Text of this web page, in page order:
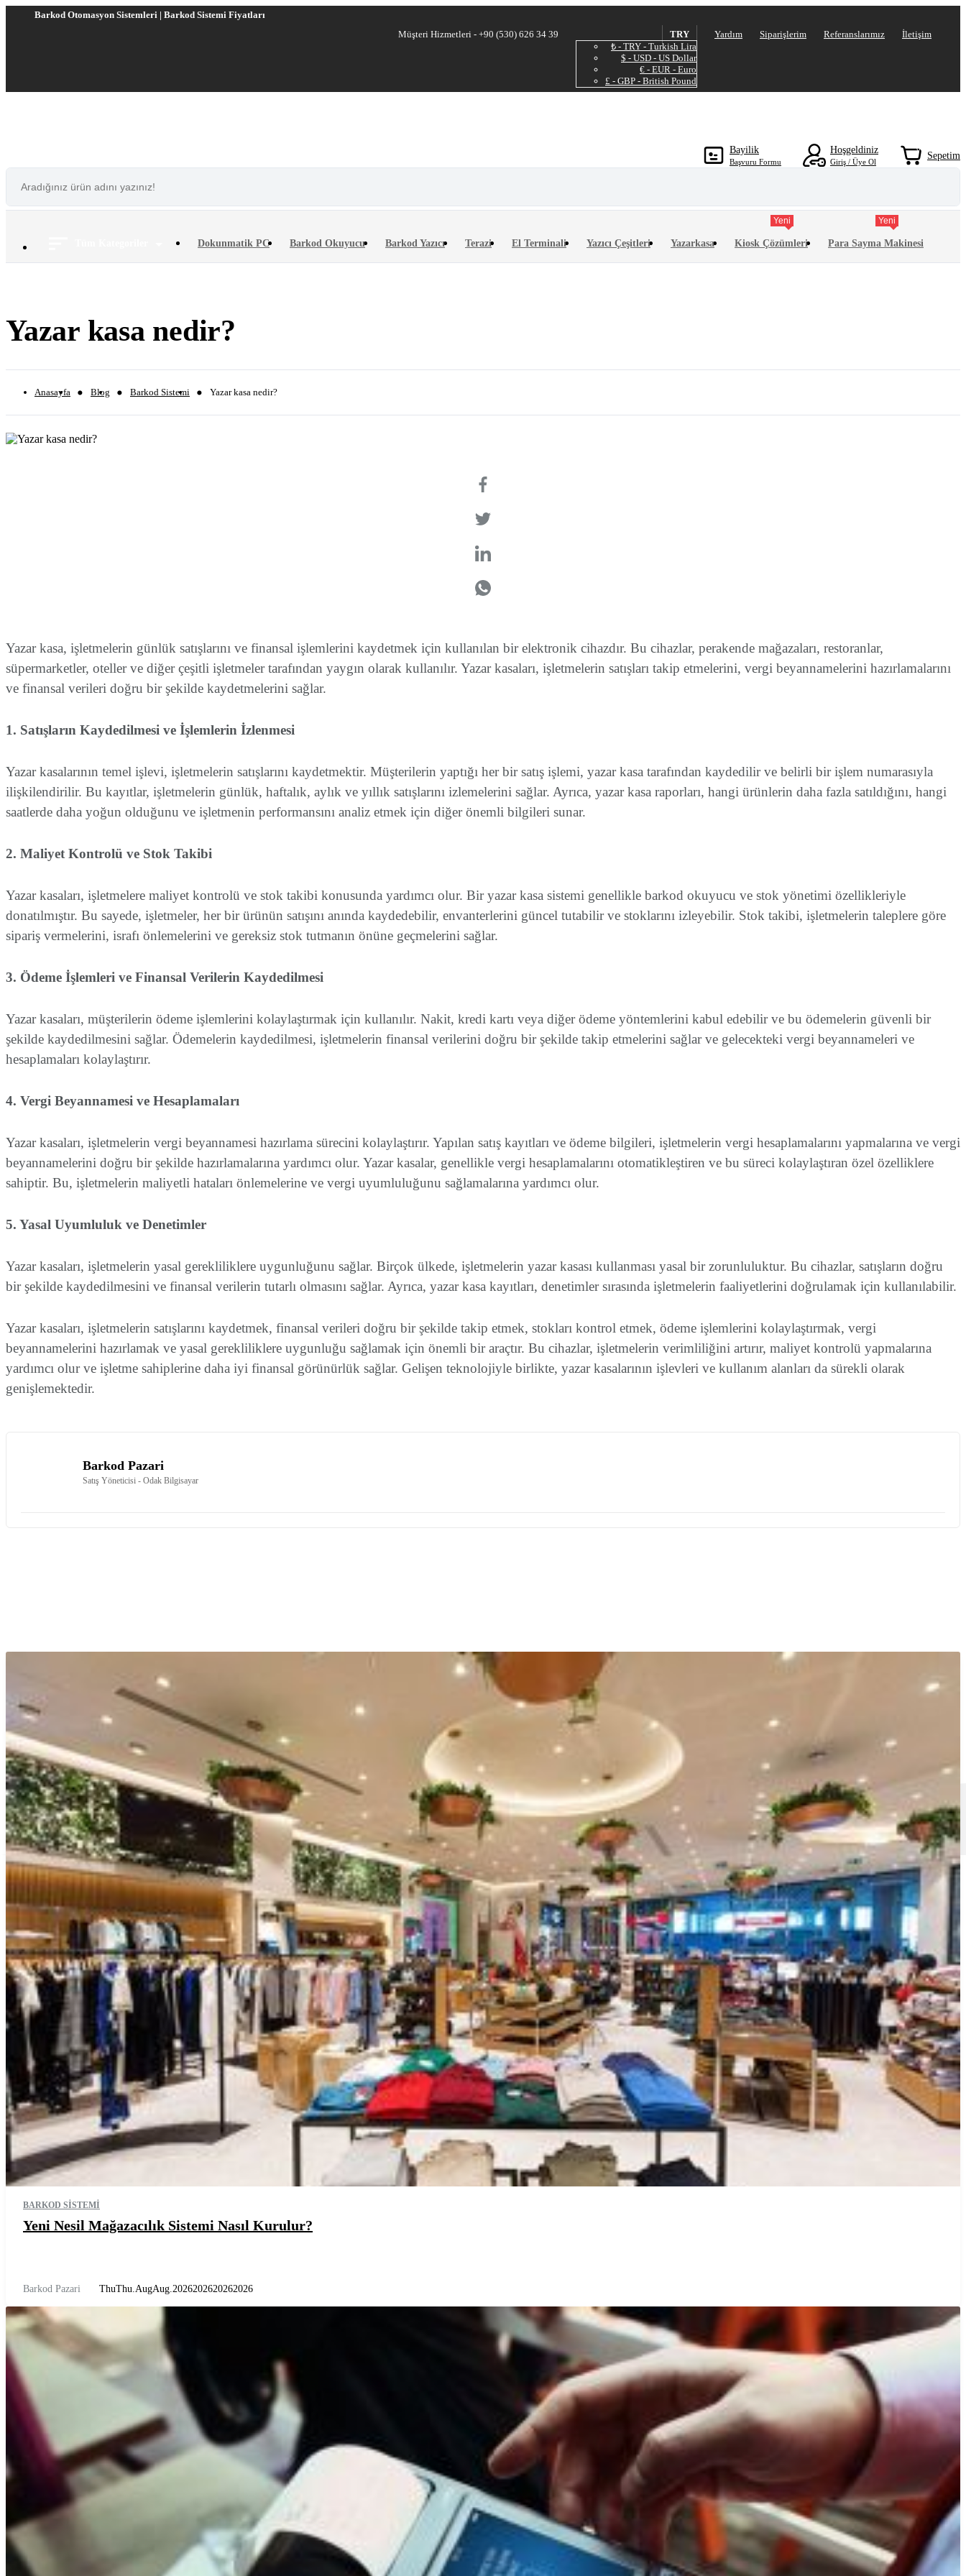
Barkod Otomasyon Sistemleri | Barkod Sistemi Fiyatları
Müşteri Hizmetleri - +90 (530) 626 34 39
TRY
₺ - TRY - Turkish Lira
$ - USD - US Dollar
€ - EUR - Euro
£ - GBP - British Pound
Yardım Siparişlerim Referanslarımız İletişim
Bayilik
Başvuru Formu
Hoşgeldiniz
Giriş / Üye Ol
0
Sepetim
Dokunmatik PC Barkod Okuyucu Barkod Yazıcı Terazi El Terminali Yazıcı Çeşitleri Yazarkasa
Yeni
Kiosk Çözümleri
Yeni
Para Sayma Makinesi
Yazar kasa nedir?
Anasayfa Blog Barkod Sistemi Yazar kasa nedir?
Yazar kasa, işletmelerin günlük satışlarını ve finansal işlemlerini kaydetmek için kullanılan bir elektronik cihazdır. Bu cihazlar, perakende mağazaları, restoranlar,
süpermarketler, oteller ve diğer çeşitli işletmeler tarafından yaygın olarak kullanılır. Yazar kasaları, işletmelerin satışları takip etmelerini, vergi beyannamelerini hazırlamalarını
ve finansal verileri doğru bir şekilde kaydetmelerini sağlar.
1. Satışların Kaydedilmesi ve İşlemlerin İzlenmesi
Yazar kasalarının temel işlevi, işletmelerin satışlarını kaydetmektir. Müşterilerin yaptığı her bir satış işlemi, yazar kasa tarafından kaydedilir ve belirli bir işlem numarasıyla
ilişkilendirilir. Bu kayıtlar, işletmelerin günlük, haftalık, aylık ve yıllık satışlarını izlemelerini sağlar. Ayrıca, yazar kasa raporları, hangi ürünlerin daha fazla satıldığını, hangi
saatlerde daha yoğun olduğunu ve işletmenin performansını analiz etmek için diğer önemli bilgileri sunar.
2. Maliyet Kontrolü ve Stok Takibi
Yazar kasaları, işletmelere maliyet kontrolü ve stok takibi konusunda yardımcı olur. Bir yazar kasa sistemi genellikle barkod okuyucu ve stok yönetimi özellikleriyle
donatılmıştır. Bu sayede, işletmeler, her bir ürünün satışını anında kaydedebilir, envanterlerini güncel tutabilir ve stoklarını izleyebilir. Stok takibi, işletmelerin taleplere göre
sipariş vermelerini, israfı önlemelerini ve gereksiz stok tutmanın önüne geçmelerini sağlar.
3. Ödeme İşlemleri ve Finansal Verilerin Kaydedilmesi
Yazar kasaları, müşterilerin ödeme işlemlerini kolaylaştırmak için kullanılır. Nakit, kredi kartı veya diğer ödeme yöntemlerini kabul edebilir ve bu ödemelerin güvenli bir
şekilde kaydedilmesini sağlar. Ödemelerin kaydedilmesi, işletmelerin finansal verilerini doğru bir şekilde takip etmelerini sağlar ve gelecekteki vergi beyannameleri ve
hesaplamaları kolaylaştırır.
4. Vergi Beyannamesi ve Hesaplamaları
Yazar kasaları, işletmelerin vergi beyannamesi hazırlama sürecini kolaylaştırır. Yapılan satış kayıtları ve ödeme bilgileri, işletmelerin vergi hesaplamalarını yapmalarına ve vergi
beyannamelerini doğru bir şekilde hazırlamalarına yardımcı olur. Yazar kasalar, genellikle vergi hesaplamalarını otomatikleştiren ve bu süreci kolaylaştıran özel özelliklere
sahiptir. Bu, işletmelerin maliyetli hataları önlemelerine ve vergi uyumluluğunu sağlamalarına yardımcı olur.
5. Yasal Uyumluluk ve Denetimler
Yazar kasaları, işletmelerin yasal gerekliliklere uygunluğunu sağlar. Birçok ülkede, işletmelerin yazar kasası kullanması yasal bir zorunluluktur. Bu cihazlar, satışların doğru
bir şekilde kaydedilmesini ve finansal verilerin tutarlı olmasını sağlar. Ayrıca, yazar kasa kayıtları, denetimler sırasında işletmelerin faaliyetlerini doğrulamak için kullanılabilir.
Yazar kasaları, işletmelerin satışlarını kaydetmek, finansal verileri doğru bir şekilde takip etmek, stokları kontrol etmek, ödeme işlemlerini kolaylaştırmak, vergi
beyannamelerini hazırlamak ve yasal gerekliliklere uygunluğu sağlamak için önemli bir araçtır. Bu cihazlar, işletmelerin verimliliğini artırır, maliyet kontrolü yapmalarına
yardımcı olur ve işletme sahiplerine daha iyi finansal görünürlük sağlar. Gelişen teknolojiyle birlikte, yazar kasalarının işlevleri ve kullanım alanları da sürekli olarak
genişlemektedir.
Barkod Pazari
Satış Yöneticisi - Odak Bilgisayar
BARKOD SISTEMI
Yeni Nesil Mağazacılık Sistemi Nasıl Kurulur?
Barkod Pazari ThuThu.AugAug.2026202620262026